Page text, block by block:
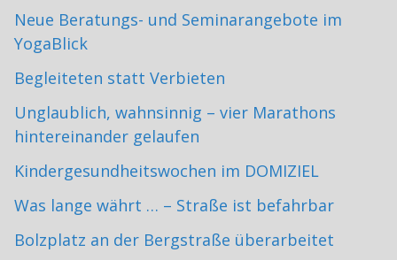
Neue Beratungs- und Seminarangebote im
YogaBlick
Begleiteten statt Verbieten
Unglaublich, wahnsinnig – vier Marathons
hintereinander gelaufen
Kindergesundheitswochen im DOMIZIEL
Was lange währt … – Straße ist befahrbar
Bolzplatz an der Bergstraße überarbeitet